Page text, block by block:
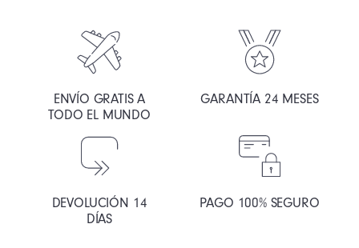
ENVÍO GRATIS A
TODO EL MUNDO
GARANTÍA 24 MESES
DEVOLUCIÓN 14
DÍAS
PAGO 100% SEGURO